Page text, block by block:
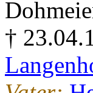
†